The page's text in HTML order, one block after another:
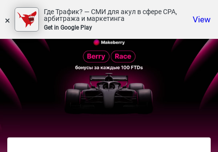
×
Где Трафик? — СМИ для акул в сфере СРА,
арбитража и маркетинга
Get in Google Play
View